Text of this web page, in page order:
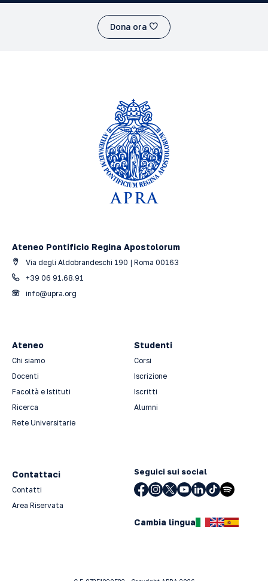
Dona ora
Ateneo Pontificio Regina Apostolorum
Via degli Aldobrandeschi 190 | Roma 00163
+39 06 91.68.91
info@upra.org
Ateneo
Chi siamo
Docenti
Facoltà e Istituti
Ricerca
Rete Universitarie
Studenti
Corsi
Iscrizione
Iscritti
Alumni
Contattaci
Contatti
Area Riservata
Seguici sui social
Cambia lingua